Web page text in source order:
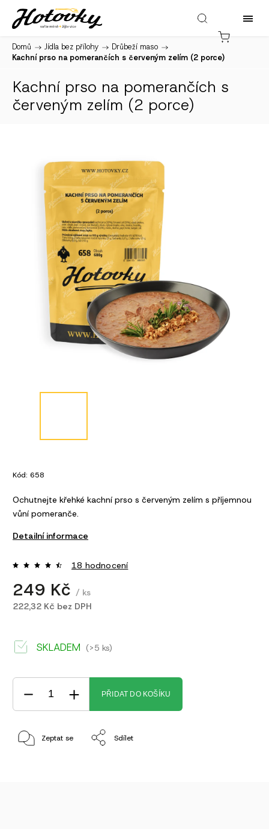
Domů / Jídla bez přílohy / Drůbeží maso /
Kachní prso na pomerančích s červeným zelím (2 porce)
Kachní prso na pomerančích s
červeným zelím (2 porce)
Kód: 658
Ochutnejte křehké kachní prso s červeným zelím s příjemnou
vůní pomeranče.
Detailní informace
18 hodnocení
249 Kč / ks
222,32 Kč bez DPH
SKLADEM (>5 ks)
PŘIDAT DO KOŠÍKU
Zeptat se Sdílet